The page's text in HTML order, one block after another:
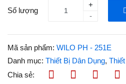
Số lượng
+
-
Mã sản phẩm: WILO PH - 251E
Danh mục: Thiết Bị Dân Dụng,
Chia sẻ: